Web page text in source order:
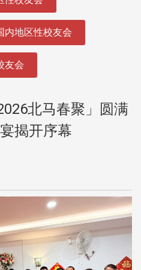
内地区性校友会
友会
北马春聚」圆满
揭开序幕